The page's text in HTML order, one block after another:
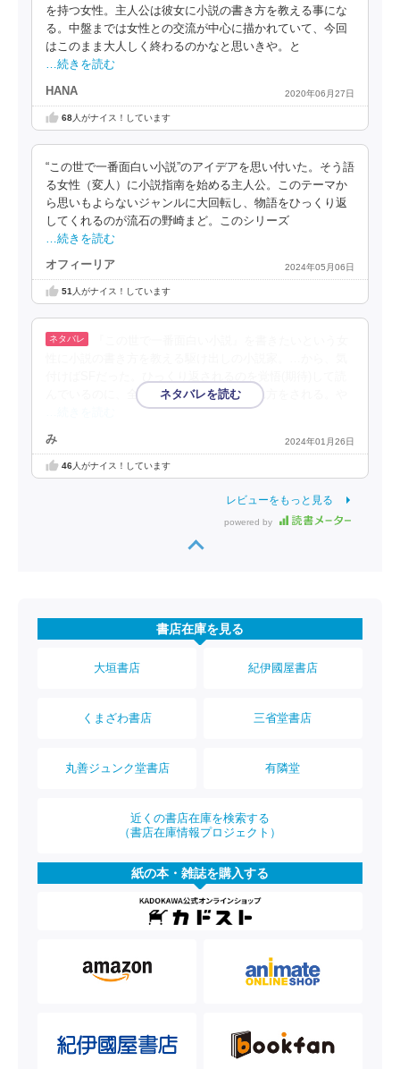
を持つ女性。主人公は彼女に小説の書き方を教える事にな
る。中盤までは女性との交流が中心に描かれていて、今回
はこのまま大人しく終わるのかなと思いきや。と
…続きを読む
HANA 2020年06月27日
68人がナイス！しています
“この世で一番面白い小説”のアイデアを思い付いた。そう語
る女性（変人）に小説指南を始める主人公。このテーマか
ら思いもよらないジャンルに大回転し、物語をひっくり返
してくれるのが流石の野崎まど。このシリーズ
…続きを読む
オフィーリア 2024年05月06日
51 人がナイス！しています
んでいるのに、全く考えてもいない返され方をされる。や
み 2024年01月26日
46人がナイス！しています
レビューをもっと見る
powered by
書店在庫を見る
大垣書店 紀伊國屋書店
くまざわ書店 三省堂書店
丸善ジュンク堂書店 有隣堂
近くの書店在庫を検索する
（書店在庫情報プロジェクト）
紙の本・雑誌を購入する